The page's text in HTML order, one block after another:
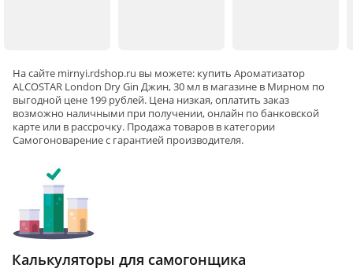
На сайте mirnyi.rdshop.ru вы можете: купить Ароматизатор
ALCOSTAR London Dry Gin Джин, 30 мл в магазине в Мирном по
выгодной цене 199 рублей. Цена низкая, оплатить заказ
возможно наличными при получении, онлайн по банковской
карте или в рассрочку. Продажа товаров в категории
Самогоноварениес гарантией производителя.
Калькуляторы для самогонщика